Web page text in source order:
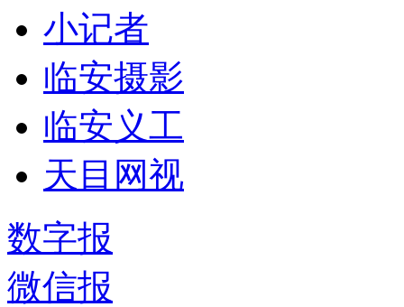
小记者
临安摄影
临安义工
天目网视
数字报
微信报